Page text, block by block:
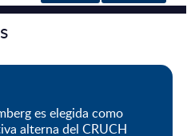
es elegida como
alterna del CRUCH